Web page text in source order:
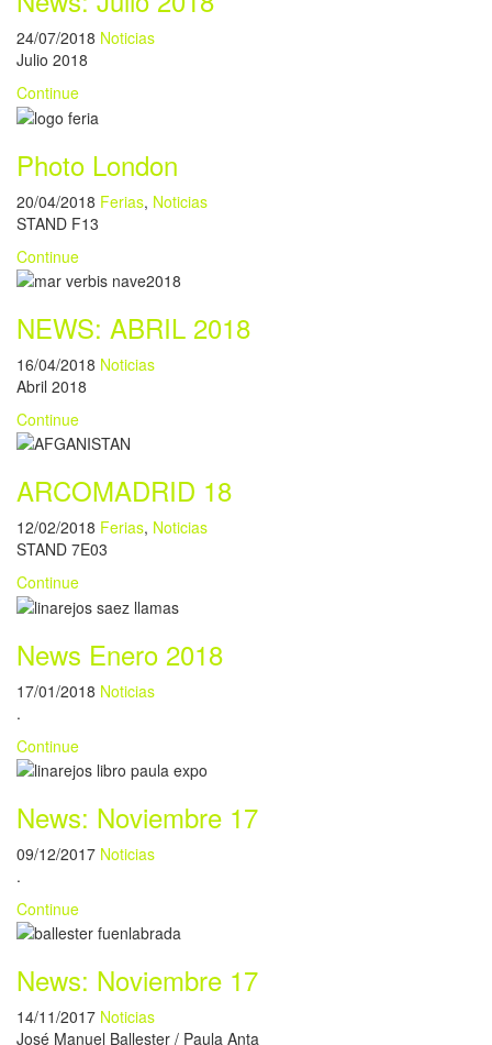
24/07/2018 Noticias
Julio 2018
Continue
Photo London
20/04/2018 Ferias, Noticias
STAND F13
Continue
NEWS: ABRIL 2018
16/04/2018 Noticias
Abril 2018
Continue
ARCOMADRID 18
12/02/2018 Ferias, Noticias
STAND 7E03
Continue
News Enero 2018
17/01/2018 Noticias
.
Continue
News: Noviembre 17
09/12/2017 Noticias
.
Continue
News: Noviembre 17
14/11/2017 Noticias
José Manuel Ballester / Paula Anta